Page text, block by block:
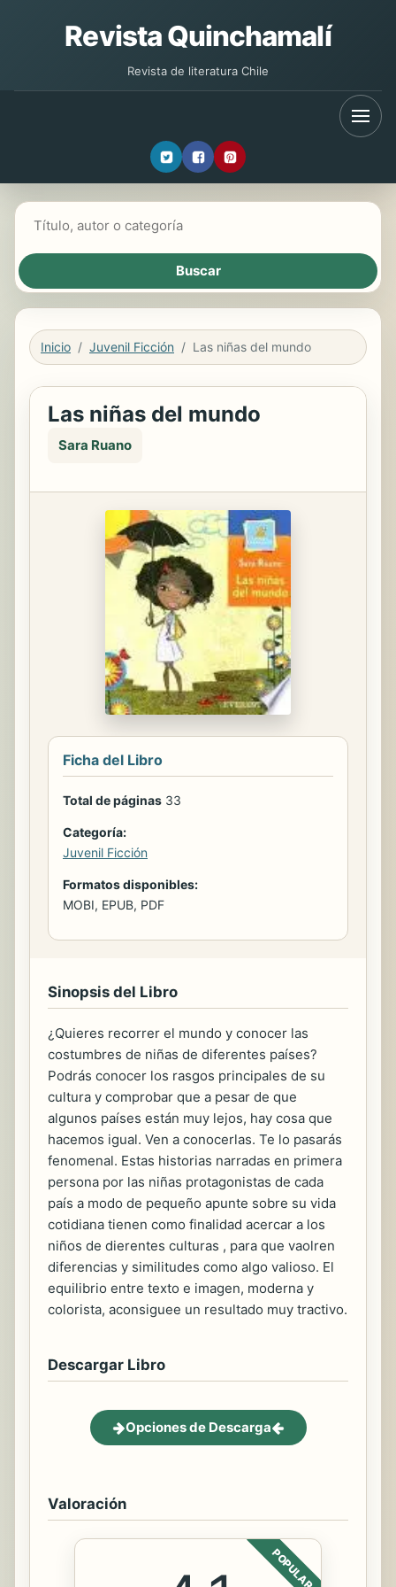
Revista Quinchamalí
Revista de literatura Chile
Inicio Juvenil Ficción Las niñas del mundo
Las niñas del mundo
Sara Ruano
Ficha del Libro
Total de páginas 33
Categoría:
Juvenil Ficción
Formatos disponibles:
MOBI, EPUB, PDF
Sinopsis del Libro
¿Quieres recorrer el mundo y conocer las
costumbres de niñas de diferentes países?
Podrás conocer los rasgos principales de su
cultura y comprobar que a pesar de que
algunos países están muy lejos, hay cosa que
hacemos igual. Ven a conocerlas. Te lo pasarás
fenomenal. Estas historias narradas en primera
persona por las niñas protagonistas de cada
país a modo de pequeño apunte sobre su vida
cotidiana tienen como finalidad acercar a los
niños de dierentes culturas , para que vaolren
diferencias y similitudes como algo valioso. El
equilibrio entre texto e imagen, moderna y
colorista, aconsiguee un resultado muy tractivo.
Descargar Libro
Opciones de Descarga
Valoración
POPULAR